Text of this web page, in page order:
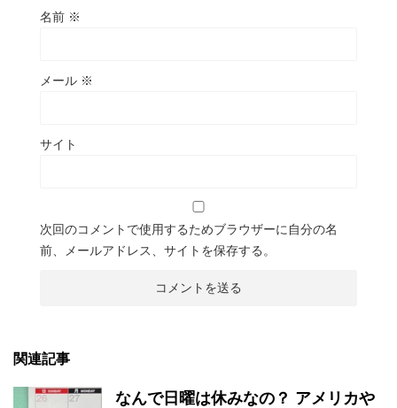
名前 ※
メール ※
サイト
次回のコメントで使用するためブラウザーに自分の名
前、メールアドレス、サイトを保存する。
関連記事
なんで日曜は休みなの？ アメリカや